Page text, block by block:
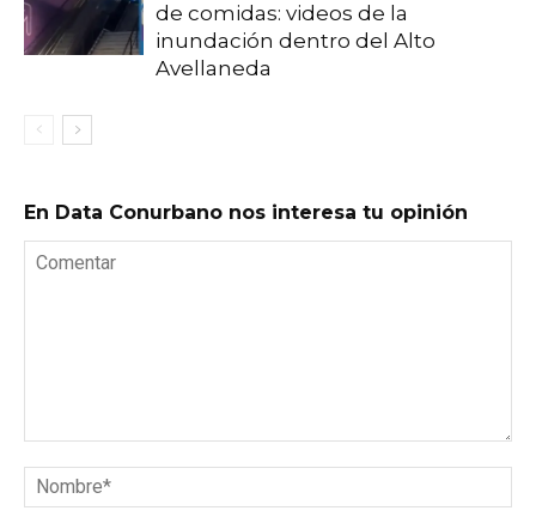
de comidas: videos de la
inundación dentro del Alto
Avellaneda
En Data Conurbano nos interesa tu opinión